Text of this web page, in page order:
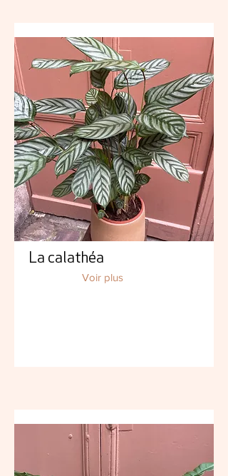
La calathéa
Voir plus